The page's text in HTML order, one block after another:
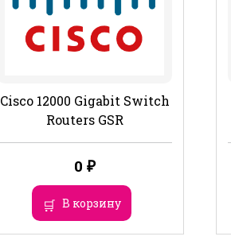
Cisco 12000 Gigabit Switch
Routers GSR
0 ₽
В корзину